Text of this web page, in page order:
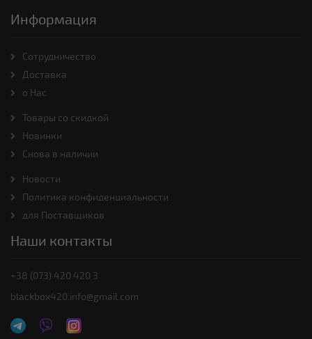
Информация
Cотрудничество
Доставка
о Нас
Товары со скидкой
Новинки
Снова в наличии
Новости
Политика конфиденциальности
для Поставщиков
Наши контакты
+38 (073) 420 420 3
blackbox420.info@gmail.com